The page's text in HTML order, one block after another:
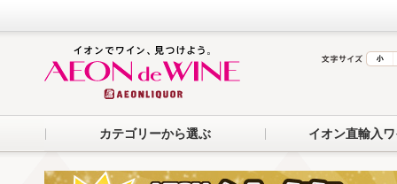
カテゴリーから選ぶ イオン直輸入